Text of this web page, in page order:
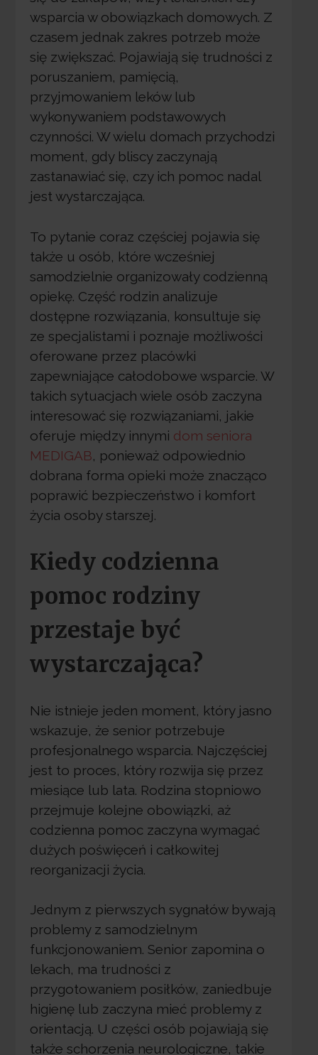
wsparcia w obowiązkach domowych. Z
czasem jednak zakres potrzeb może
się zwiększać. Pojawiają się trudności z
poruszaniem, pamięcią,
przyjmowaniem leków lub
wykonywaniem podstawowych
czynności. W wielu domach przychodzi
moment, gdy bliscy zaczynają
zastanawiać się, czy ich pomoc nadal
jest wystarczająca.
To pytanie coraz częściej pojawia się
także u osób, które wcześniej
samodzielnie organizowały codzienną
opiekę. Część rodzin analizuje
dostępne rozwiązania, konsultuje się
ze specjalistami i poznaje możliwości
oferowane przez placówki
zapewniające całodobowe wsparcie. W
takich sytuacjach wiele osób zaczyna
interesować się rozwiązaniami, jakie
oferuje między innymi dom seniora
MEDIGAB, ponieważ odpowiednio
dobrana forma opieki może znacząco
poprawić bezpieczeństwo i komfort
życia osoby starszej.
Kiedy codzienna
pomoc rodziny
przestaje być
wystarczająca?
Nie istnieje jeden moment, który jasno
wskazuje, że senior potrzebuje
profesjonalnego wsparcia. Najczęściej
jest to proces, który rozwija się przez
miesiące lub lata. Rodzina stopniowo
przejmuje kolejne obowiązki, aż
codzienna pomoc zaczyna wymagać
dużych poświęceń i całkowitej
reorganizacji życia.
Jednym z pierwszych sygnałów bywają
problemy z samodzielnym
funkcjonowaniem. Senior zapomina o
lekach, ma trudności z
przygotowaniem posiłków, zaniedbuje
higienę lub zaczyna mieć problemy z
orientacją. U części osób pojawiają się
także schorzenia neurologiczne, takie